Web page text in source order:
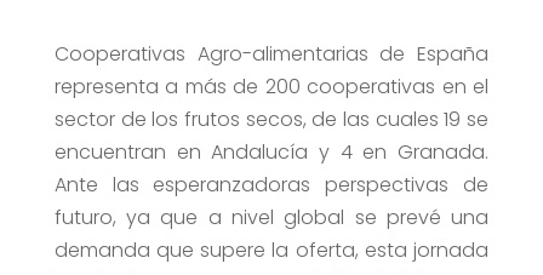
Cooperativas Agro-alimentarias de España
representa a más de 200 cooperativas en el
sector de los frutos secos, de las cuales 19 se
encuentran en Andalucía y 4 en Granada.
Ante las esperanzadoras perspectivas de
futuro, ya que a nivel global se prevé una
demanda que supere la oferta, esta jornada